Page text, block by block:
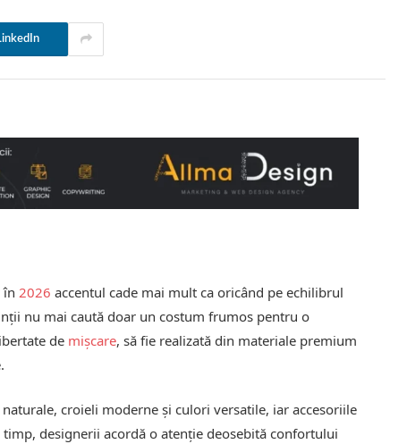
în 2026 accentul cade mai mult ca oricând pe echilibrul
nu mai caută doar un costum frumos pentru o
de mișcare, să fie realizată din materiale premium
croieli moderne și culori versatile, iar accesoriile
designerii acordă o atenție deosebită confortului